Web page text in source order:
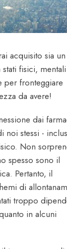
acquisito sia un
fisici,
per fronteggiare
da avere!
dai
noi stessi -
Non
spesso sono il
Pertanto, il
di
troppo
in alcuni